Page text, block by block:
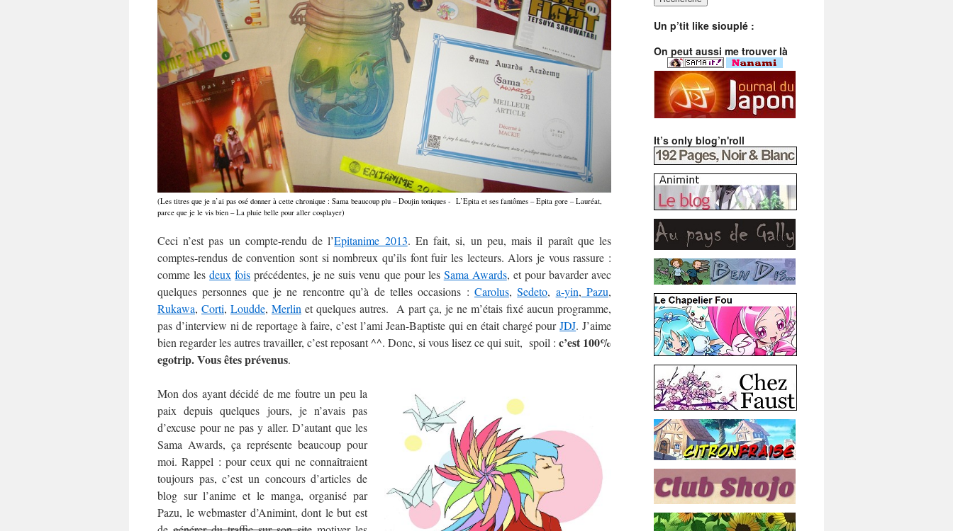
(Les titres que je n’ai pas osé donner à cette chronique : Sama beaucoup plu – Doujin toniques - L’Epita et ses fantômes – Epita gore – Lauréat,
parce que je le vis bien – La pluie belle pour aller cosplayer)
Ceci n’est pas un compte-rendu de l’Epitanime 2013. En fait, si, un peu, mais il paraît que les
comptes-rendus de convention sont si nombreux qu’ils font fuir les lecteurs. Alors je vous rassure :
comme lesdeux fois précédentes, je ne suis venu que pour les Sama Awards, et pour bavarder avec
quelques personnes que je ne rencontre qu’à de telles occasions : Carolus,Sedeto, a-yin, Pazu,
Rukawa, Corti, Loudde, Merlin et quelques autres. A part ça, je ne m’étais fixé aucun programme,
pas d’interview ni de reportage à faire, c’est l’ami Jean-Baptiste qui en était chargé pourJDJ. J’aime
bien regarder les autres travailler, c’est reposant ^^. Donc, si vous lisez ce qui suit, spoil : c’est 100%
egotrip. Vous êtes prévenus.
Mon dos ayant décidé de me foutre un peu la
paix depuis quelques jours, je n’avais pas
d’excuse pour ne pas y aller. D’autant que les
Sama Awards, ça représente beaucoup pour
moi. Rappel : pour ceux qui ne connaîtraient
toujours pas, c’est un concours d’articles de
blog sur l’anime et le manga, organisé par
Pazu, le webmaster d’Animint, dont le but est
Un p’tit like siouplé :
On peut aussi me trouver là
It’s only blog’n'roll